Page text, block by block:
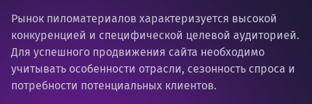
Рынок пиломатериалов характеризуется высокой
конкуренцией и специфической целевой аудиторией.
Для успешного продвижения сайта необходимо
учитывать особенности отрасли, сезонность спроса и
потребности потенциальных клиентов.